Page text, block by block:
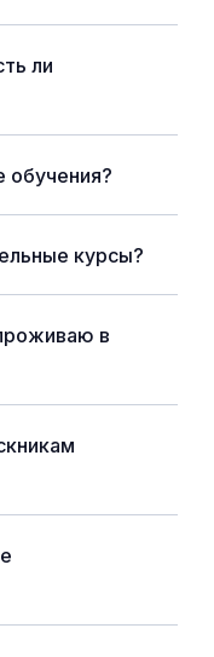
ли
обучения?
курсы?
в